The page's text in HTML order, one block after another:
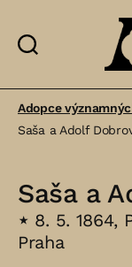
Adopce
Saša a Adolf
Saša a
⋆ 8. 5. 1864,
Praha